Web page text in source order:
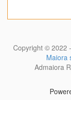
Copyright © 2022 -
Maiora
Admaiora